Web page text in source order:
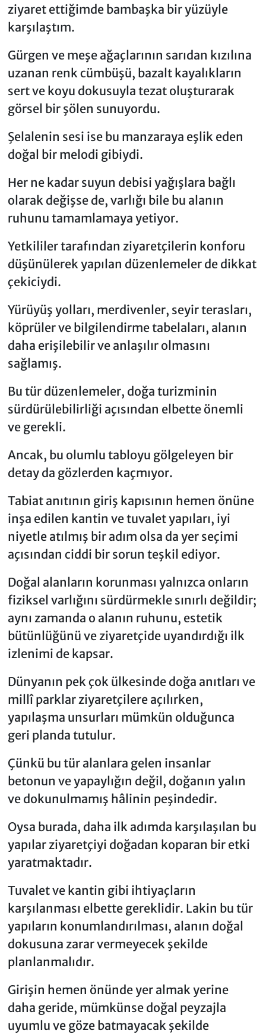
ziyaret ettiğimde bambaşka bir yüzüyle
karşılaştım.
Gürgen ve meşe ağaçlarının sarıdan kızılına
uzanan renk cümbüşü, bazalt kayalıkların
sert ve koyu dokusuyla tezat oluşturarak
görsel bir şölen sunuyordu.
Şelalenin sesi ise bu manzaraya eşlik eden
doğal bir melodi gibiydi.
Her ne kadar suyun debisi yağışlara bağlı
olarak değişse de, varlığı bile bu alanın
ruhunu tamamlamaya yetiyor.
Yetkililer tarafından ziyaretçilerin konforu
düşünülerek yapılan düzenlemeler de dikkat
çekiciydi.
Yürüyüş yolları, merdivenler, seyir terasları,
köprüler ve bilgilendirme tabelaları, alanın
daha erişilebilir ve anlaşılır olmasını
sağlamış.
Bu tür düzenlemeler, doğa turizminin
sürdürülebilirliği açısından elbette önemli
ve gerekli.
Ancak, bu olumlu tabloyu gölgeleyen bir
detay da gözlerden kaçmıyor.
Tabiat anıtının giriş kapısının hemen önüne
inşa edilen kantin ve tuvalet yapıları, iyi
niyetle atılmış bir adım olsa da yer seçimi
açısından ciddi bir sorun teşkil ediyor.
Doğal alanların korunması yalnızca onların
fiziksel varlığını sürdürmekle sınırlı değildir;
aynı zamanda o alanın ruhunu, estetik
bütünlüğünü ve ziyaretçide uyandırdığı ilk
izlenimi de kapsar.
Dünyanın pek çok ülkesinde doğa anıtları ve
millî parklar ziyaretçilere açılırken,
yapılaşma unsurları mümkün olduğunca
geri planda tutulur.
Çünkü bu tür alanlara gelen insanlar
betonun ve yapaylığın değil, doğanın yalın
ve dokunulmamış hâlinin peşindedir.
Oysa burada, daha ilk adımda karşılaşılan bu
yapılar ziyaretçiyi doğadan koparan bir etki
yaratmaktadır.
Tuvalet ve kantin gibi ihtiyaçların
karşılanması elbette gereklidir. Lakin bu tür
yapıların konumlandırılması, alanın doğal
dokusuna zarar vermeyecek şekilde
planlanmalıdır.
Girişin hemen önünde yer almak yerine
daha geride, mümkünse doğal peyzajla
uyumlu ve göze batmayacak şekilde